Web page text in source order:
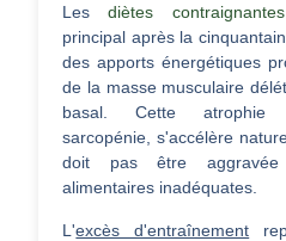
Lesdiètes contraignantes
principal après la
des apports énergétiques
de la masse musculaire
basal. Cette atrophie
sarcopénie, s'accélère
doit pas être
alimentaires inadéquates.
L'excès d'entraînement